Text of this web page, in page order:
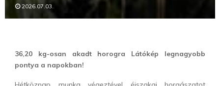
2026.07.03.
36,20 kg-osan akadt horogra Látókép legnagyobb
pontya a napokban!